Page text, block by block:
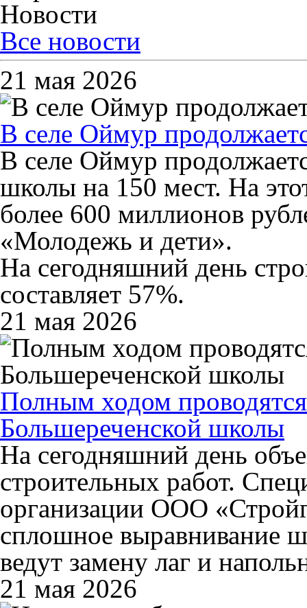
Новости
Все новости
21 мая 2026
В селе Оймур
В селе Оймур
школы на 150 мест. На
более 600 миллионов
«Молодежь и дети».
На сегодняшний день
составляет 57%.
21 мая 2026
Полным ходом
Большереченской школы
На сегодняшний день
строительных работ.
организации ООО
сплошное выравнивание
ведут замену лаг и
21 мая 2026